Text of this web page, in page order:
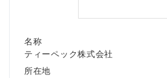
名称
ティーペック株式会社
所在地